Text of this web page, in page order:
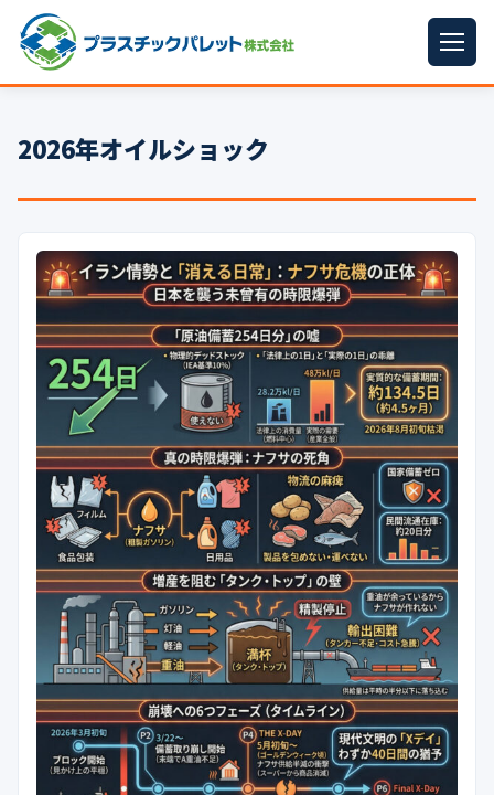
パレットサイズ
プラパレット ▼
コンテナ ▼
中古パレット
再生原料
梱包資材
イラン情勢まとめ ▼
公式ブログ
会社案内
🇺🇸🇰🇷🇹🇼🇻🇳
2026年オイルショック